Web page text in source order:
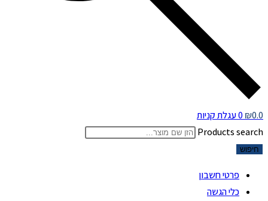
₪0.0
0 עגלת קניות
Products search
חיפוש
פרטי חשבון
כלי הגשה